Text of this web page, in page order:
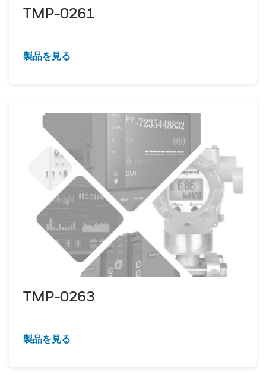
TMP-0261
製品を見る
TMP-0263
製品を見る